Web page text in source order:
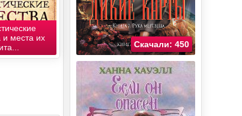
и места их
Скачали: 450